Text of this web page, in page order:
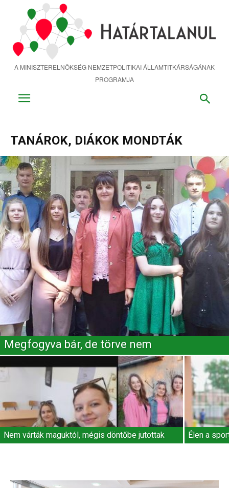
tartalomra
A MINISZTERELNÖKSÉG NEMZETPOLITIKAI ÁLLAMTITKÁRSÁGÁNAK
PROGRAMJA
TANÁROK, DIÁKOK MONDTÁK
Megfogyva bár, de törve nem
Nem várták maguktól, mégis döntőbe jutottak Élen a